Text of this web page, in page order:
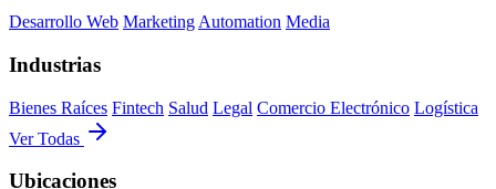
Desarrollo Web Marketing Automation Media
Industrias
Bienes Raíces Fintech Salud Legal Comercio Electrónico Logística
Ver Todas
Ubicaciones